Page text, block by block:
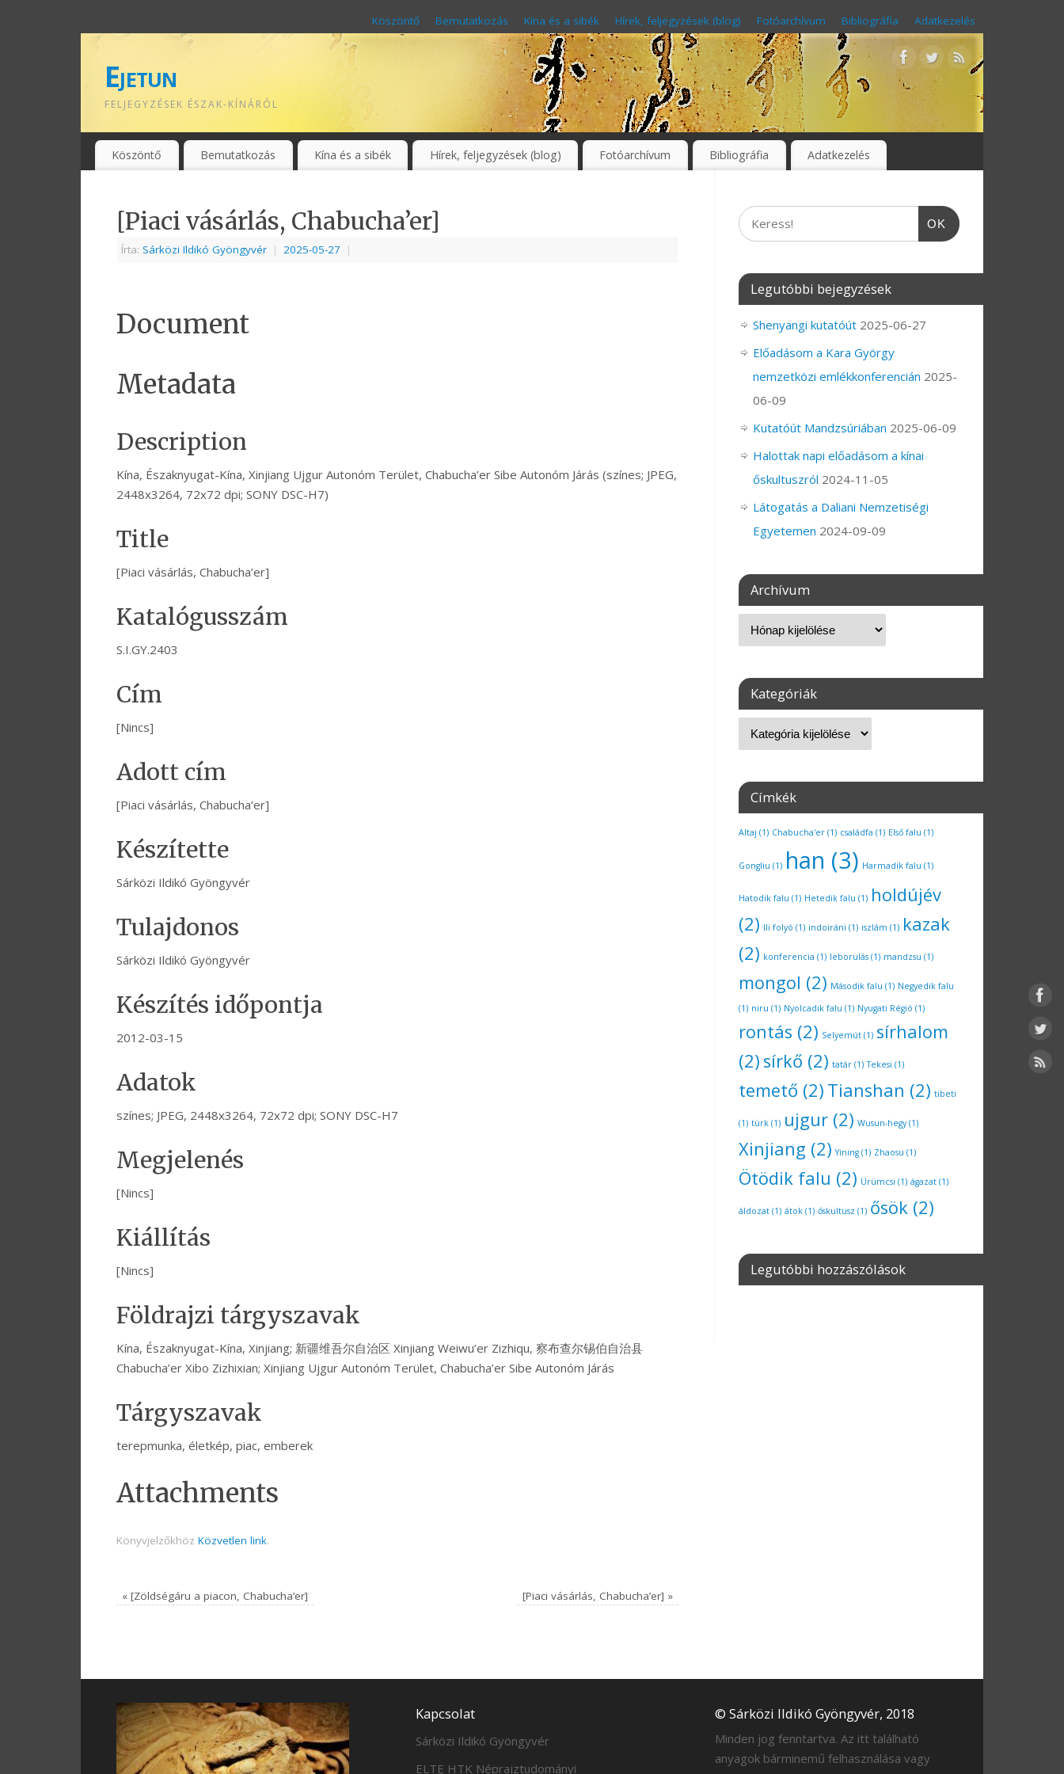
Köszöntő Bemutatkozás Kína és a sibék Hírek, feljegyzések (blog) Fotóarchívum Bibliográfia Adatkezelés
Ejetun
FELJEGYZÉSEK ÉSZAK-KÍNÁRÓL
Köszöntő Bemutatkozás Kína és a sibék Hírek, feljegyzések (blog) Fotóarchívum Bibliográfia Adatkezelés
[Piaci vásárlás, Chabucha’er]
Írta: Sárközi Ildikó Gyöngyvér | 2025-05-27 |
Document
Metadata
Description
Kína, Északnyugat-Kína, Xinjiang Ujgur Autonóm Terület, Chabucha’er Sibe Autonóm Járás (színes; JPEG,
2448x3264, 72x72 dpi; SONY DSC-H7)
Title
[Piaci vásárlás, Chabucha’er]
Katalógusszám
S.I.GY.2403
Cím
[Nincs]
Adott cím
[Piaci vásárlás, Chabucha’er]
Készítette
Sárközi Ildikó Gyöngyvér
Tulajdonos
Sárközi Ildikó Gyöngyvér
Készítés időpontja
2012-03-15
Adatok
színes; JPEG, 2448x3264, 72x72 dpi; SONY DSC-H7
Megjelenés
[Nincs]
Kiállítás
[Nincs]
Földrajzi tárgyszavak
Kína, Északnyugat-Kína, Xinjiang; 新疆维吾尔自治区 Xinjiang Weiwu’er Zizhiqu, 察布查尔锡伯自治县
Chabucha’er Xibo Zizhixian; Xinjiang Ujgur Autonóm Terület, Chabucha’er Sibe Autonóm Járás
Tárgyszavak
terepmunka, életkép, piac, emberek
Attachments
Könyvjelzőkhöz Közvetlen link.
« [Zöldségáru a piacon, Chabucha’er] [Piaci vásárlás, Chabucha’er] »
OK
Legutóbbi bejegyzések
Shenyangi kutatóút 2025-06-27
Előadásom a Kara György
nemzetközi emlékkonferencián 2025-
06-09
Kutatóút Mandzsúriában 2025-06-09
Halottak napi előadásom a kínai
őskultuszról 2024-11-05
Látogatás a Daliani Nemzetiségi
Egyetemen 2024-09-09
Archívum
Kategóriák
Címkék
Altaj (1) Chabucha'er (1) családfa (1) Első falu (1)
Gongliu (1) han (3) Harmadik falu (1)
Hatodik falu (1) Hetedik falu (1) holdújév
(2) Ili folyó (1) indoiráni (1) iszlám (1) kazak
(2) konferencia (1) leborulás (1) mandzsu (1)
mongol (2) Második falu (1) Negyedik falu
(1) niru (1) Nyolcadik falu (1) Nyugati Régió (1)
rontás (2) Selyemút (1) sírhalom
(2) sírkő (2) tatár (1) Tekesi (1)
temető (2) Tianshan (2) tibeti
(1) türk (1) ujgur (2) Wusun-hegy(1)
Xinjiang (2) Yining (1) Zhaosu (1)
Ötödik falu (2) Ürümcsi (1) ágazat (1)
áldozat (1) átok (1) őskultusz (1) ősök (2)
Legutóbbi hozzászólások
Kapcsolat
Sárközi Ildikó Gyöngyvér
ELTE HTK Néprajztudományi
© Sárközi Ildikó Gyöngyvér, 2018
Minden jog fenntartva. Az itt található
anyagok bárminemű felhasználása vagy